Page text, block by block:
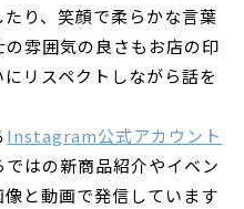
り、笑顔で柔らかな言葉
雰囲気の良さもお店の印
リスペクトしながら話を
Instagram公式アカウント
はの新商品紹介やイベン
と動画で発信しています